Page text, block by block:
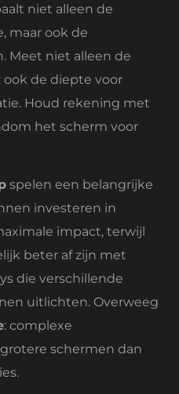
niet alleen de
maar ook de
Meet niet alleen de
de diepte voor
Houd rekening met
het scherm voor
spelen een belangrijke
investeren in
impact, terwijl
beter af zijn met
die verschillende
uitlichten. Overweeg
: complexe
schermen dan